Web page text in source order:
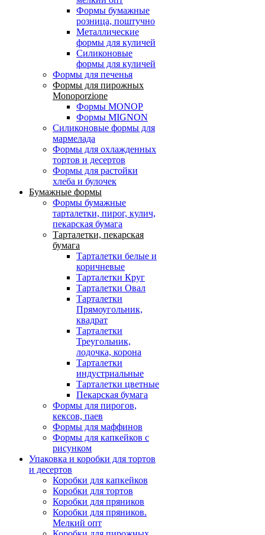
Формы бумажные
розница, поштучно
Металлические
формы для куличей
Силиконовые
формы для куличей
Формы для печенья
Формы для пирожных
Monoporzione
Формы MONOP
Формы MIGNON
Силиконовые формы для
мармелада
Формы для oхлажденных
тортов и десертов
Формы для растойки
хлеба и булочек
Бумажные формы
Формы бумажные
тарталетки, пирог, кулич,
пекарская бумага
Тарталетки, пекарская
бумага
Тарталетки белые и
коричневые
Тарталетки Круг
Тарталетки Овал
Тарталетки
Прямоугольник,
квадрат
Тарталетки
Треугольник,
лодочка, корона
Тарталетки
индустриальные
Тарталетки цветные
Пекарская бумага
Формы для пирогов,
кексов, паев
Формы для маффинов
Формы для капкейков с
рисунком
Упаковка и коробки для тортов
и десертов
Коробки для капкейков
Коробки для тортов
Коробки для пряников
Коробки для пряников.
Мелкий опт